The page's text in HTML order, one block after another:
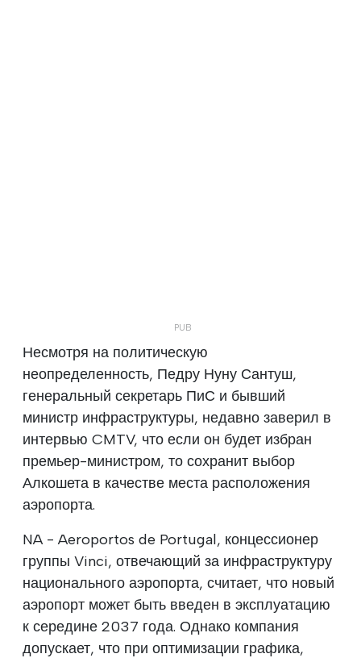
Несмотря на политическую
неопределенность, Педру Нуну Сантуш,
генеральный секретарь ПиС и бывший
министр инфраструктуры, недавно заверил в
интервью CMTV, что если он будет избран
премьер-министром, то сохранит выбор
Алкошета в качестве места расположения
аэропорта.
NA - Aeroportos de Portugal, концессионер
группы Vinci, отвечающий за инфраструктуру
национального аэропорта, считает, что новый
аэропорт может быть введен в эксплуатацию
к середине 2037 года. Однако компания
допускает, что при оптимизации графика,